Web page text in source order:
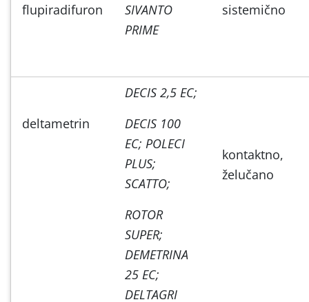
flupiradifuron
SIVANTO
PRIME
sistemično
deltametrin
DECIS 2,5 EC;
DECIS 100
EC; POLECI
PLUS;
SCATTO;
ROTOR
SUPER;
DEMETRINA
25 EC;
DELTAGRI
kontaktno,
želučano